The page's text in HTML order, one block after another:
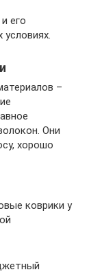
его
–
Они
хорошо
коврики у